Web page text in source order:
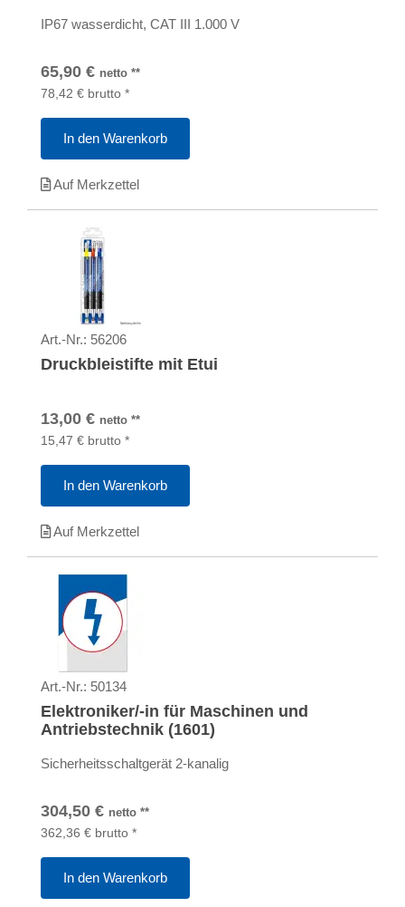
IP67 wasserdicht, CAT III 1.000 V
65,90 € netto **
78,42 € brutto *
In den Warenkorb
Auf Merkzettel
Art.-Nr.: 56206
Druckbleistifte mit Etui
13,00 € netto **
15,47 € brutto *
In den Warenkorb
Auf Merkzettel
Art.-Nr.: 50134
Elektroniker/-in für Maschinen und
Antriebstechnik (1601)
Sicherheitsschaltgerät 2-kanalig
304,50 € netto **
362,36 € brutto *
In den Warenkorb